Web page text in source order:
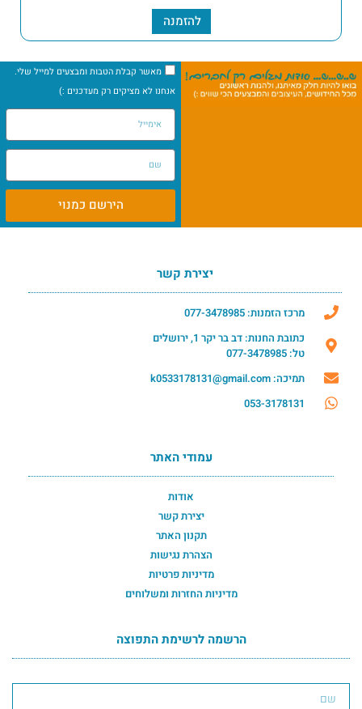
להזמנה
מאשר קבלת הטבות ומבצעים למייל שלי.
אנחנו לא מציקים רק מעדכנים :)
הירשם כמנוי
יצירת קשר
מרכז הזמנות: 077-3478985
כתובת החנות: דב בר יקר 1, ירושלים
טל: 077-3478985
תמיכה: k0533178131@gmail.com
053-3178131
עמודי האתר
אודות
יצירת קשר
תקנון האתר
הצהרת נגישות
מדיניות פרטיות
מדיניות החזרות ומשלוחים
הרשמה לרשימת התפוצה